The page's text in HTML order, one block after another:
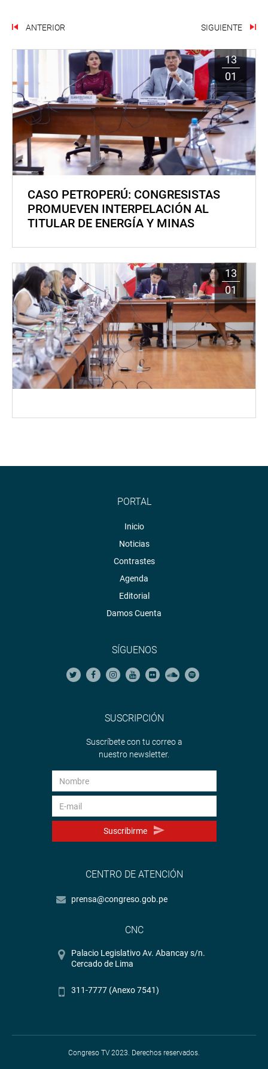
ANTERIOR SIGUIENTE
13
01
CASO PETROPERÚ: CONGRESISTAS
PROMUEVEN INTERPELACIÓN AL
TITULAR DE ENERGÍA Y MINAS
13
01
PORTAL
Inicio
Noticias
Contrastes
Agenda
Editorial
Damos Cuenta
SÍGUENOS
SUSCRIPCIÓN
Suscríbete con tu correo a
nuestro newsletter.
Suscribirme
CENTRO DE ATENCIÓN
prensa@congreso.gob.pe
CNC
Palacio Legislativo Av. Abancay s/n.
Cercado de Lima
311-7777 (Anexo 7541)
Congreso TV 2023. Derechos reservados.